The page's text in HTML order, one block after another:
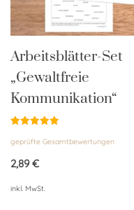
Arbeitsblätter-Set
„Gewaltfreie
Kommunikation“
mit
von 5
geprüfte Gesamtbewertungen
2,89€
inkl. MwSt.